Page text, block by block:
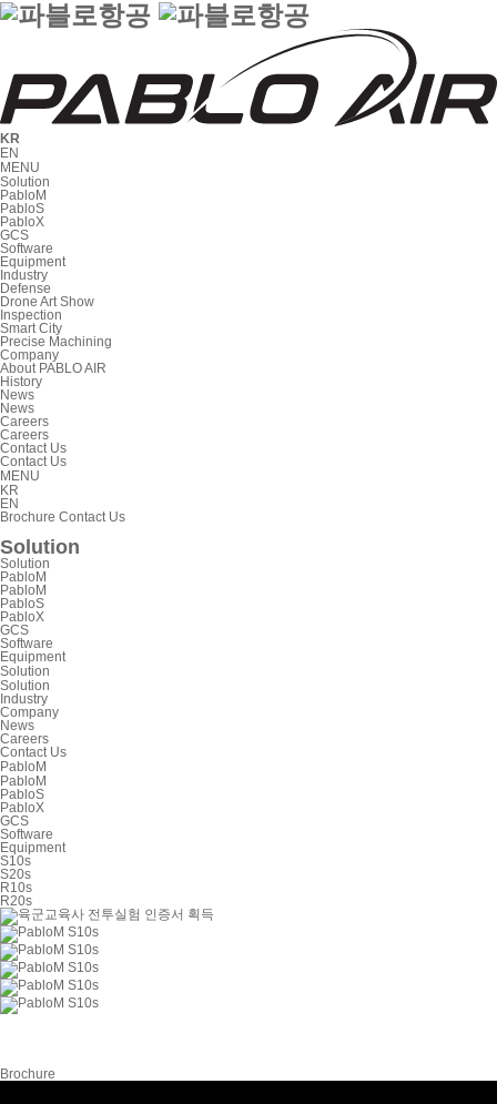
KR
EN
MENU
Solution
PabloM
PabloS
PabloX
GCS
Software
Equipment
Industry
Defense
Drone Art Show
Inspection
Smart City
Precise Machining
Company
About PABLO AIR
History
News
News
Careers
Careers
Contact Us
Contact Us
MENU
KR
EN
Brochure Contact Us
Solution
Solution
PabloM
PabloM
PabloS
PabloX
GCS
Software
Equipment
Solution
Solution
Industry
Company
News
Careers
Contact Us
PabloM
PabloM
PabloS
PabloX
GCS
Software
Equipment
S10s
S20s
R10s
R20s
Brochure